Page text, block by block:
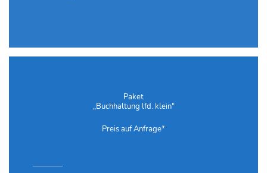
Paket
„Buchhaltung lfd. klein"
Preis auf Anfrage*